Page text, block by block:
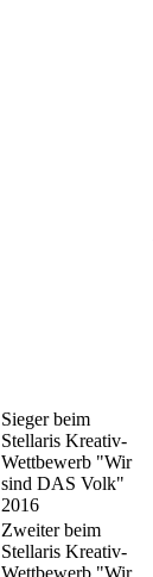
Sieger beim
Stellaris Kreativ-
Wettbewerb "Wir
sind DAS Volk"
2016
Zweiter beim
Stellaris Kreativ-
Wettbewerb "Wir